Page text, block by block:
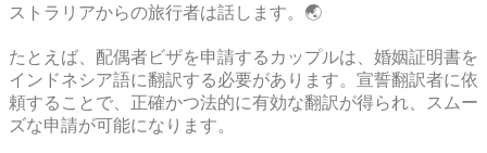
ストラリアからの旅行者は話します。🌏
たとえば、配偶者ビザを申請するカップルは、婚姻証明書を
インドネシア語に翻訳する必要があります。宣誓翻訳者に依
頼することで、正確かつ法的に有効な翻訳が得られ、スムー
ズな申請が可能になります。